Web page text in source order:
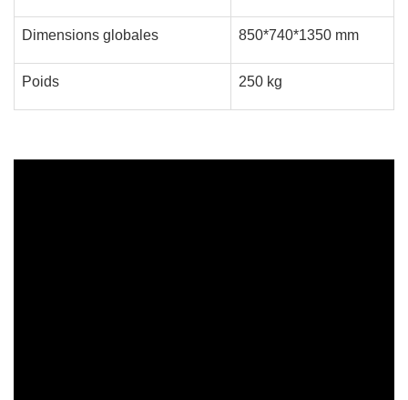
Dimensions globales 850*740*1350 mm
Poids 250 kg